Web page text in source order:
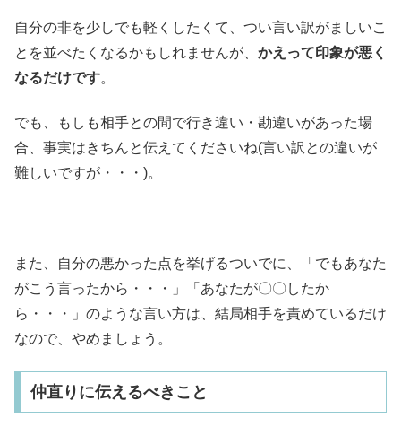
自分の非を少しでも軽くしたくて、つい言い訳がましいこ
とを並べたくなるかもしれませんが、 かえって印象が悪く
なるだけです。
でも、もしも相手との間で行き違い・勘違いがあった場
合、事実はきちんと伝えてくださいね(言い訳との違いが
難しいですが・・・)。
また、自分の悪かった点を挙げるついでに、「でもあなた
がこう言ったから・・・」「あなたが〇〇したか
ら・・・」のような言い方は、結局相手を責めているだけ
なので、やめましょう。
仲直りに伝えるべきこと